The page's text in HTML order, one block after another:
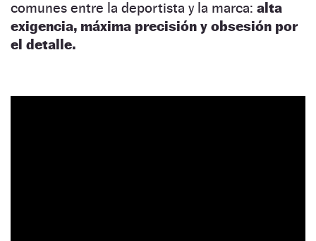
comunes entre la deportista y la marca: alta
exigencia, máxima precisión y obsesión por
el detalle.